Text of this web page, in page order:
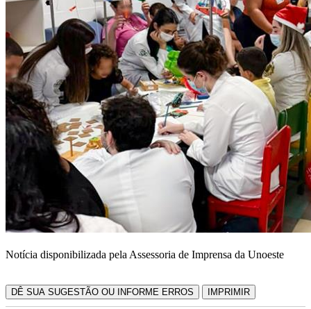
Notícia disponibilizada pela Assessoria de Imprensa da Unoeste
DÊ SUA SUGESTÃO OU INFORME ERROS IMPRIMIR